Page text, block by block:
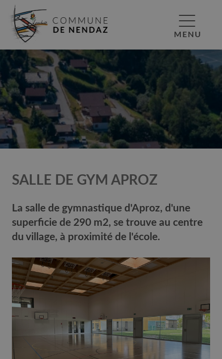
MENU
SALLE DE GYM APROZ
La salle de gymnastique d'Aproz, d'une
superficie de 290 m2, se trouve au centre
du village, à proximité de l'école.